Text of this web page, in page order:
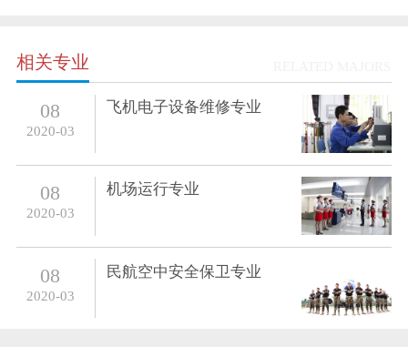
相关专业
08
2020-03
飞机电子设备维修专业
08
2020-03
机场运行专业
08
2020-03
民航空中安全保卫专业